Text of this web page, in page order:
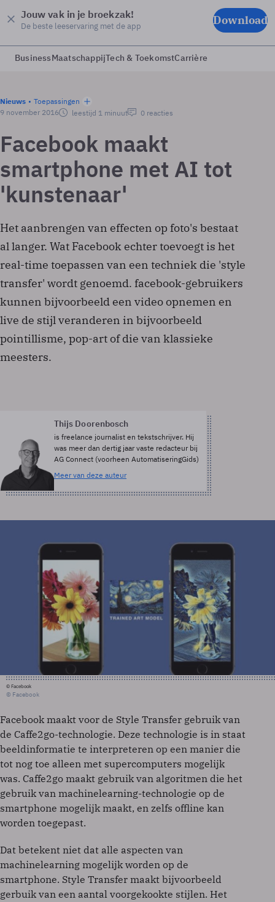
Jouw vak in je broekzak!
De beste leeservaring met de app Download
BusinessMaatschappijTech & ToekomstCarrière
Nieuws
Toepassingen
9 november 2016
leestijd 1 minuut 0 reacties
Facebook maakt
smartphone met AI tot
'kunstenaar'
Het aanbrengen van effecten op foto's bestaat
al langer. Wat Facebook echter toevoegt is het
real-time toepassen van een techniek die 'style
transfer' wordt genoemd. facebook-gebruikers
kunnen bijvoorbeeld een video opnemen en
live de stijl veranderen in bijvoorbeeld
pointillisme, pop-art of die van klassieke
meesters.
Thijs Doorenbosch
is freelance journalist en tekstschrijver. Hij
was meer dan dertig jaar vaste redacteur bij
AG Connect (voorheen AutomatiseringGids)
Meer van deze auteur
© Facebook
© Facebook
Facebook maakt voor de Style Transfer gebruik van
de Caffe2go-technologie. Deze technologie is in staat
beeldinformatie te interpreteren op een manier die
tot nog toe alleen met supercomputers mogelijk
was. Caffe2go maakt gebruik van algoritmen die het
gebruik van machinelearning-technologie op de
smartphone mogelijk maakt, en zelfs offline kan
worden toegepast.
Dat betekent niet dat alle aspecten van
machinelearning mogelijk worden op de
smartphone. Style Transfer maakt bijvoorbeeld
gerbuik van een aantal voorgekookte stijlen. Het